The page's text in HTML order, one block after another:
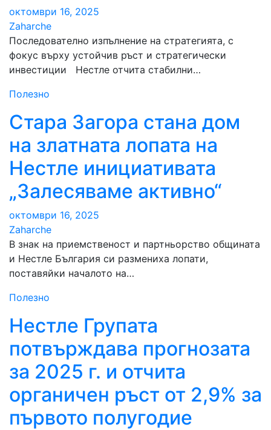
октомври 16, 2025
Zaharche
Последователно изпълнение на стратегията, с
фокус върху устойчив ръст и стратегически
инвестиции Нестле отчита стабилни…
Полезно
Стара Загора стана дом
на златната лопата на
Нестле инициативата
„Залесяваме активно“
октомври 16, 2025
Zaharche
В знак на приемственост и партньорство общината
и Нестле България си размениха лопати,
поставяйки началото на…
Полезно
Нестле Групата
потвърждава прогнозата
за 2025 г. и отчита
органичен ръст от 2,9% за
първото полугодие